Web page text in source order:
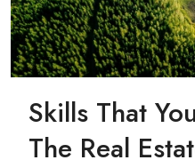
Skills That
The Real